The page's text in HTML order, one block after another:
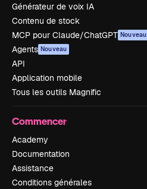
Générateur de voix IA
Contenu de stock
MCP pour Claude/ChatGPT Nouveau
Agents Nouveau
API
Application mobile
Tous les outils Magnific
Commencer
Academy
Documentation
Assistance
Conditions générales